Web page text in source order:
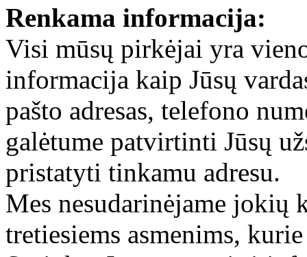
Renkama informacija:
Visi mūsų pirkėjai yra
informacija kaip Jūsų
pašto adresas, telefono
galėtume patvirtinti Jūsų
pristatyti tinkamu adresu.
Mes nesudarinėjame jokių
tretiesiems asmenims,